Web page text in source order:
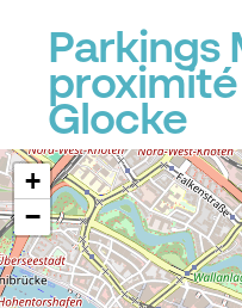
Parkings
proximité
Glocke
+
−